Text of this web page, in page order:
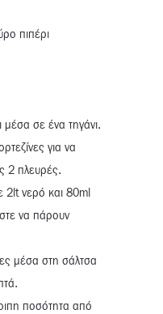
πιπέρι
μέσα σε ένα τηγάνι.
για να
2 πλευρές.
2lt νερό και 80ml
να πάρουν
μέσα στη σάλτσα
ποσότητα από